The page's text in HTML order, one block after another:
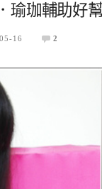
瑜珈輔助好
16 2